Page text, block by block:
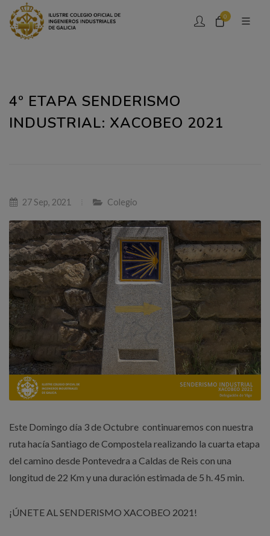
0
4º ETAPA SENDERISMO
INDUSTRIAL: XACOBEO 2021
27 Sep, 2021 Colegio
Este Domingo día 3 de Octubre continuaremos con nuestra
ruta hacía Santiago de Compostela realizando la cuarta etapa
del camino desde Pontevedra a Caldas de Reis con una
longitud de 22 Km y una duración estimada de 5 h. 45 min.
¡ÚNETE AL SENDERISMO XACOBEO 2021!